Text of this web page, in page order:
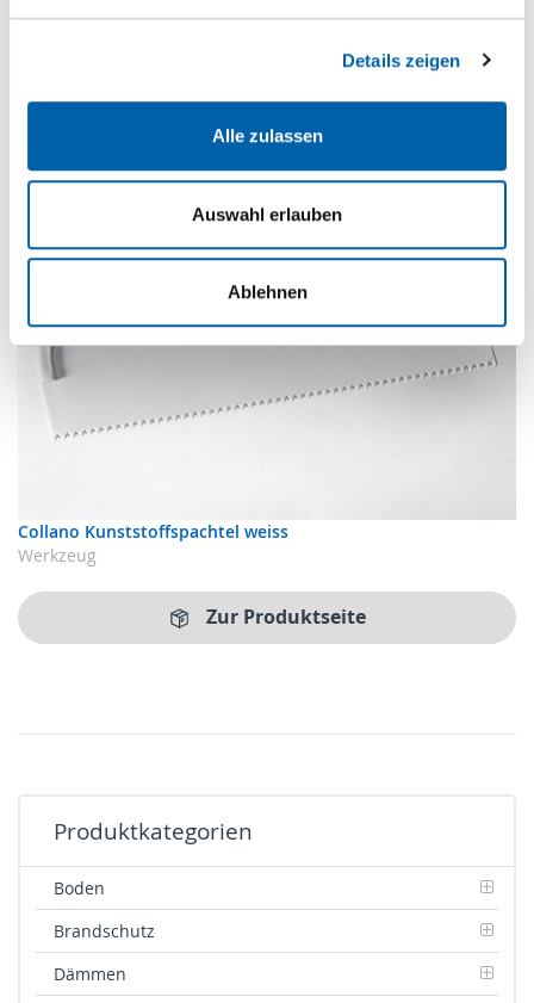
Details zeigen
Alle zulassen
Auswahl erlauben
Ablehnen
Collano Kunststoffspachtel weiss
Werkzeug
Zur Produktseite
Produktkategorien
Boden
Brandschutz
Dämmen